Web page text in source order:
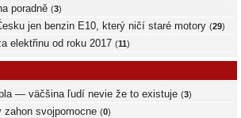
poradně (3)
jen benzin E10, který ničí staré motory (29)
elektřinu od roku 2017 (11)
— väčšina ľudí nevie že to existuje (3)
svojpomocne (0)